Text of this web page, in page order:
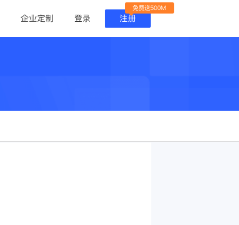
企业定制 登录 注册
免费送500M